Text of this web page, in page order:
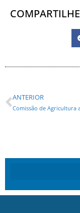
COMPARTILHE
ANTERIOR